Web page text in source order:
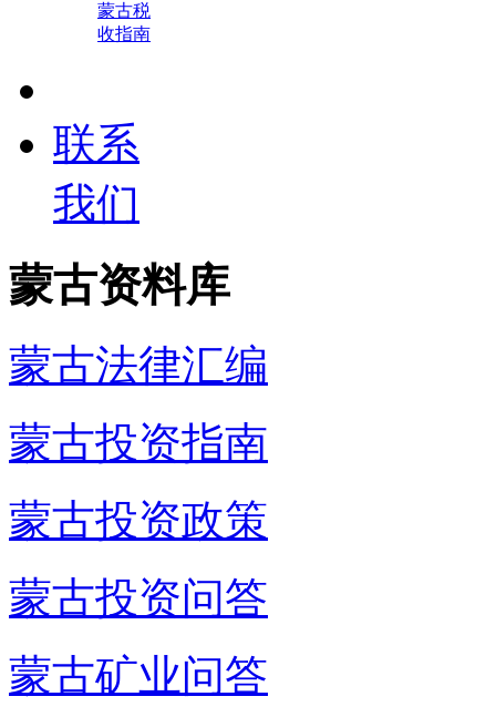
蒙古税
收指南
联系
我们
蒙古资料库
蒙古法律汇编
蒙古投资指南
蒙古投资政策
蒙古投资问答
蒙古矿业问答